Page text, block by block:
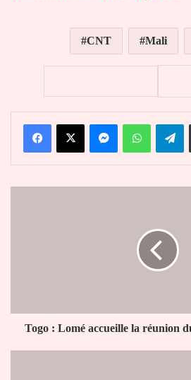
CNT Mali
FacebookX MessengerWhatsApp
Olympafrica
Togo : Lomé accueille la réunion